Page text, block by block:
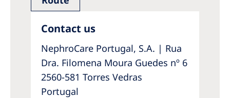
Contact us
NephroCare Portugal, S.A. | Rua
Dra. Filomena Moura Guedes nº 6
2560-581 Torres Vedras
Portugal